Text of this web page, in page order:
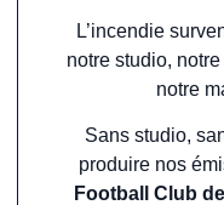
L’incendie
notre studio,
notre
Sans studio,
produire nos
Football Club